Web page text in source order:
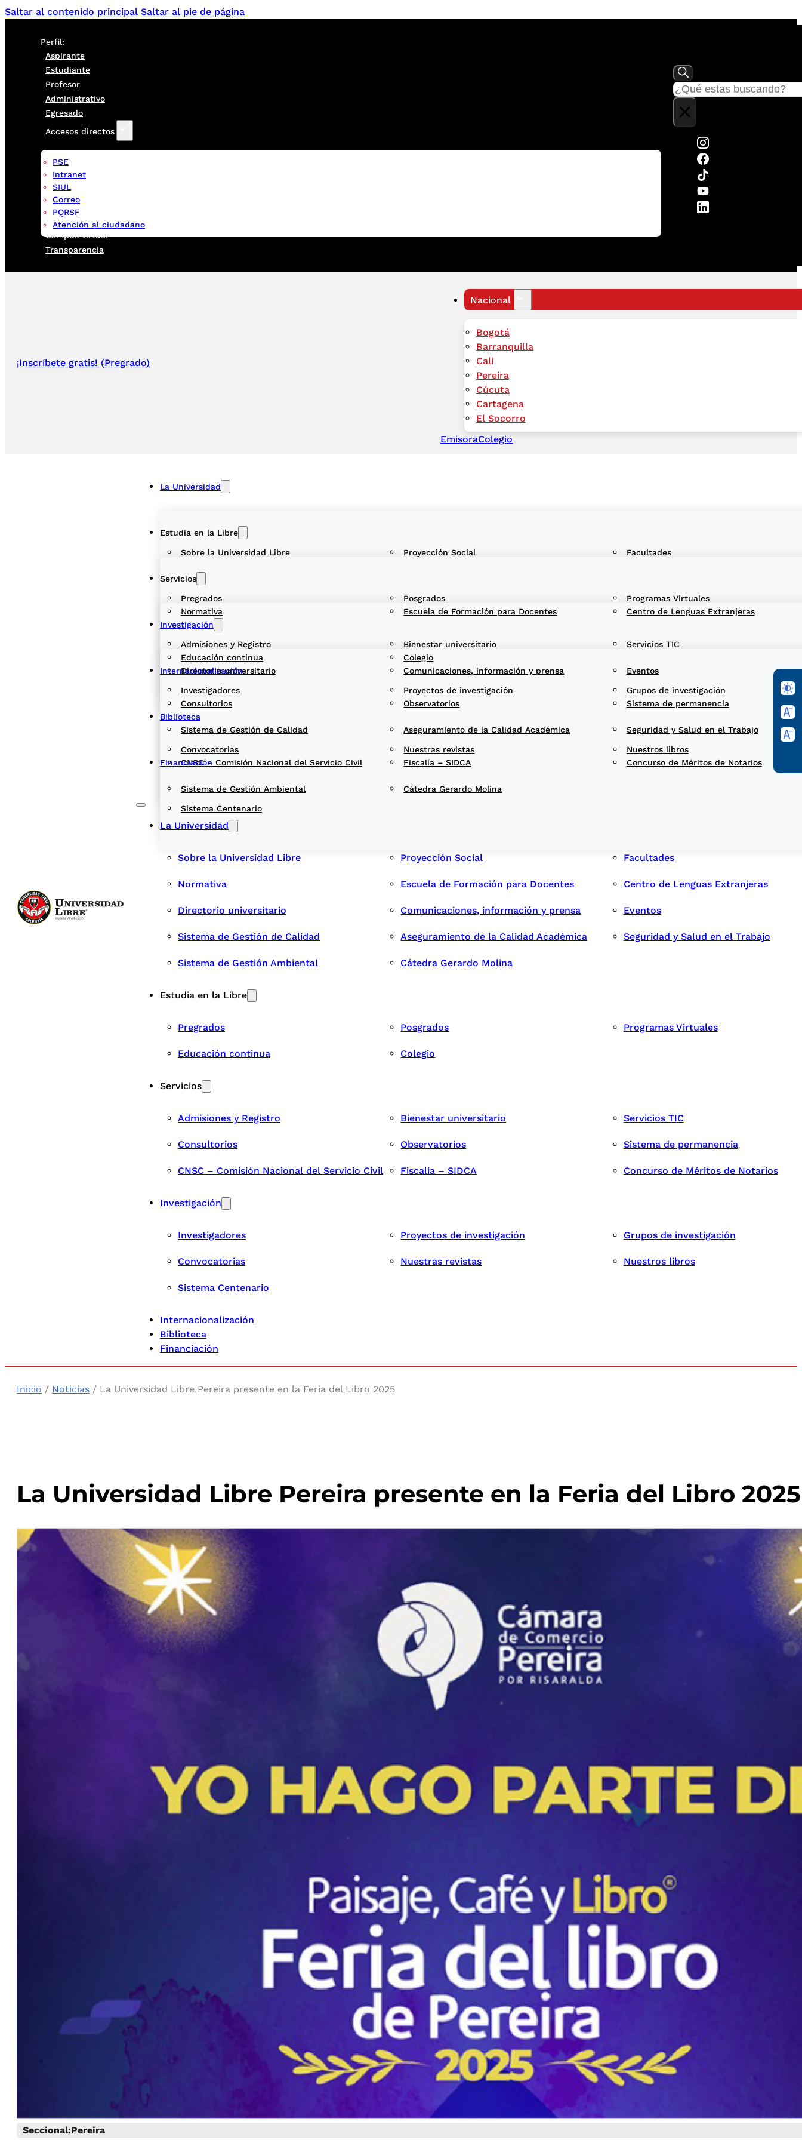
Saltar al contenido principal Saltar al pie de página
Perfil:
Aspirante
Estudiante
Profesor
Administrativo
Egresado
Accesos directos
PSE
Intranet
SIUL
Correo
PQRSF
Atención al ciudadano
Campus virtual
Transparencia
Buscar
×
¡Inscríbete gratis! (Pregrado)
Nacional
Bogotá
Barranquilla
Cali
Pereira
Cúcuta
Cartagena
El Socorro
EmisoraColegio
La Universidad
Sobre la Universidad Libre Proyección Social Facultades
Normativa Escuela de Formación para Docentes Centro de Lenguas Extranjeras
Directorio universitario Comunicaciones, información y prensa Eventos
Sistema de Gestión de Calidad Aseguramiento de la Calidad Académica Seguridad y Salud en el Trabajo
Sistema de Gestión Ambiental Cátedra Gerardo Molina
Estudia en la Libre
Pregrados Posgrados Programas Virtuales
Educación continua Colegio
Servicios
Admisiones y Registro Bienestar universitario Servicios TIC
Consultorios Observatorios Sistema de permanencia
CNSC – Comisión Nacional del Servicio Civil Fiscalía – SIDCA Concurso de Méritos de Notarios
Investigación
Investigadores Proyectos de investigación Grupos de investigación
Convocatorias Nuestras revistas Nuestros libros
Sistema Centenario
Internacionalización
Biblioteca
Financiación
La Universidad
Sobre la Universidad Libre Proyección Social Facultades
Normativa Escuela de Formación para Docentes Centro de Lenguas Extranjeras
Directorio universitario Comunicaciones, información y prensa Eventos
Sistema de Gestión de Calidad Aseguramiento de la Calidad Académica Seguridad y Salud en el Trabajo
Sistema de Gestión Ambiental Cátedra Gerardo Molina
Estudia en la Libre
Pregrados Posgrados Programas Virtuales
Educación continua Colegio
Servicios
Admisiones y Registro Bienestar universitario Servicios TIC
Consultorios Observatorios Sistema de permanencia
CNSC – Comisión Nacional del Servicio Civil Fiscalía – SIDCA Concurso de Méritos de Notarios
Investigación
Investigadores Proyectos de investigación Grupos de investigación
Convocatorias Nuestras revistas Nuestros libros
Sistema Centenario
Internacionalización
Biblioteca
Financiación
Inicio / Noticias / La Universidad Libre Pereira presente en la Feria del Libro 2025
La Universidad Libre Pereira presente en la Feria del Libro 2025
Seccional:Pereira